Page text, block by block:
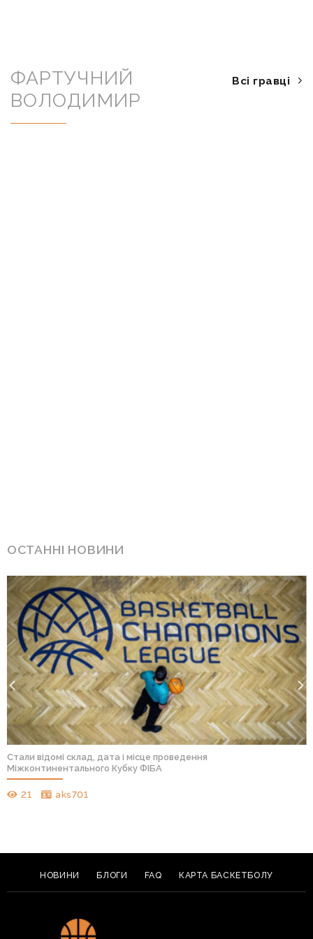
ФАРТУЧНИЙ
ВОЛОДИМИР
Всі гравці
ОСТАННІ НОВИНИ
Стали відомі склад, дата і місце проведення
Міжконтинентального Кубку ФІБА
21 aks701
НОВИНИ БЛОГИ FAQ КАРТА БАСКЕТБОЛУ